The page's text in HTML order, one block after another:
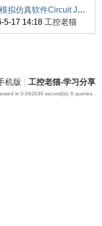
电路模拟仿真软件Circuit JS1中 ...
5-17 14:18 工控老猫
机版 工控老猫-学习分享
in 0.042030 second(s), 6 queries .